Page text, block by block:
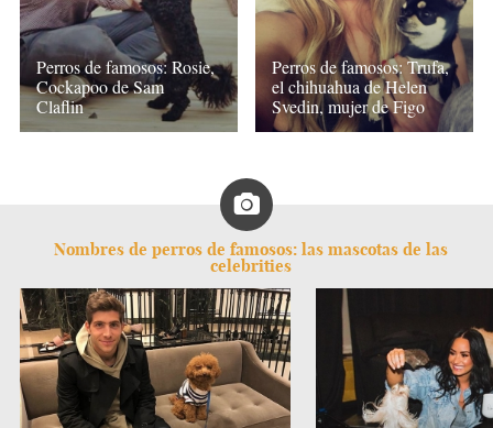
Perros de famosos: Rosie,
Cockapoo de Sam
Claflin
Perros de famosos: Trufa,
el chihuahua de Helen
Svedin, mujer de Figo
Nombres de perros de famosos: las mascotas de las
celebrities